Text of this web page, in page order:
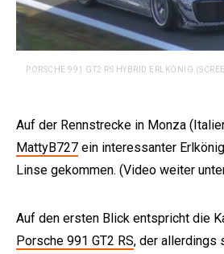
PORSCHE 991 GT2 RS HYBRID ERLKÖNIG
Auf der Rennstrecke in Monza
MattyB727 ein interessanter
Linse gekommen. (Video weiter
Auf den ersten Blick entspricht die
Porsche 991 GT2 RS, der allerdings